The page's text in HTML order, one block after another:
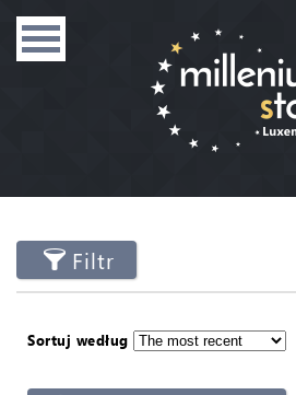
Filtr
Sortuj według